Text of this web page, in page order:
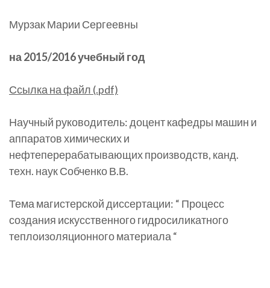
Мурзак Марии Сергеевны
на 2015/2016 учебный год
Ссылка на файл (.pdf)
Научный руководитель: доцент кафедры машин и
аппаратов химических и
нефтеперерабатывающих производств, канд.
техн. наук Собченко В.В.
Тема магистерской диссертации: “ Процесс
создания искусственного гидросиликатного
теплоизоляционного материала “